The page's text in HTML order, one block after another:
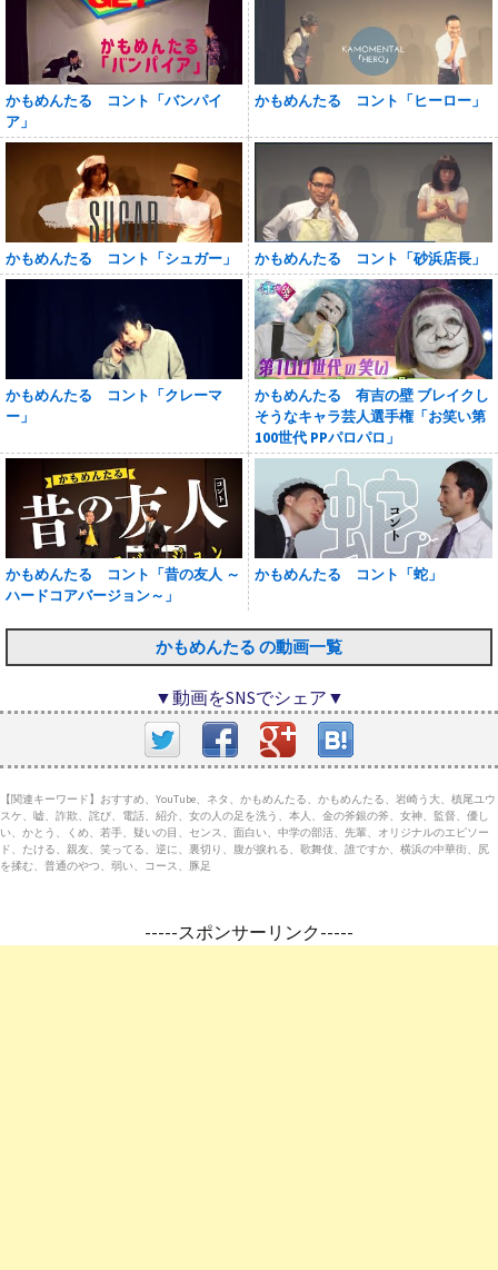
かもめんたる コント「バンパイ
ア」
かもめんたる コント「ヒーロー」
かもめんたる コント「シュガー」 かもめんたる コント「砂浜店長」
かもめんたる コント「クレーマ
ー」
かもめんたる 有吉の壁 ブレイクし
そうなキャラ芸人選手権「お笑い第
100世代 PPパロパロ」
かもめんたる コント「昔の友人 ～
ハードコアバージョン～」
かもめんたる コント「蛇」
かもめんたる の動画一覧
▼動画をSNSでシェア▼
【関連キーワード】おすすめ、YouTube、ネタ、かもめんたる、かもめんたる、岩崎う大、槙尾ユウ
スケ、嘘、詐欺、詫び、電話、紹介、女の人の足を洗う、本人、金の斧銀の斧、女神、監督、優し
い、かとう、くめ、若手、疑いの目、センス、面白い、中学の部活、先輩、オリジナルのエピソー
ド、たける、親友、笑ってる、逆に、裏切り、腹が捩れる、歌舞伎、誰ですか、横浜の中華街、尻
を揉む、普通のやつ、弱い、コース、豚足
-----スポンサーリンク-----